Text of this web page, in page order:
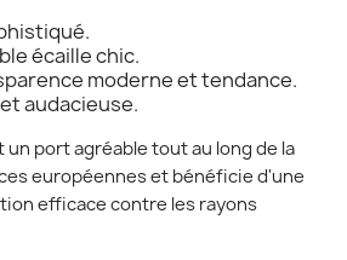
écaille chic.
moderne et tendance.
audacieuse.
port agréable tout au long de la
européennes et bénéficie d'une
efficace contre les rayons